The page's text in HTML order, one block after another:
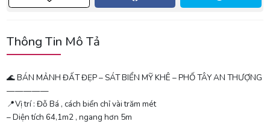
Thông Tin Mô Tả
🌊 BÁN MẢNH ĐẤT ĐẸP – SÁT BIỂN MỸ KHÊ – PHỐ TÂY AN THƯỢNG
—————
📍Vị trí : Đỗ Bá , cách biển chỉ vài trăm mét
– Diện tích 64,1m2 , ngang hơn 5m